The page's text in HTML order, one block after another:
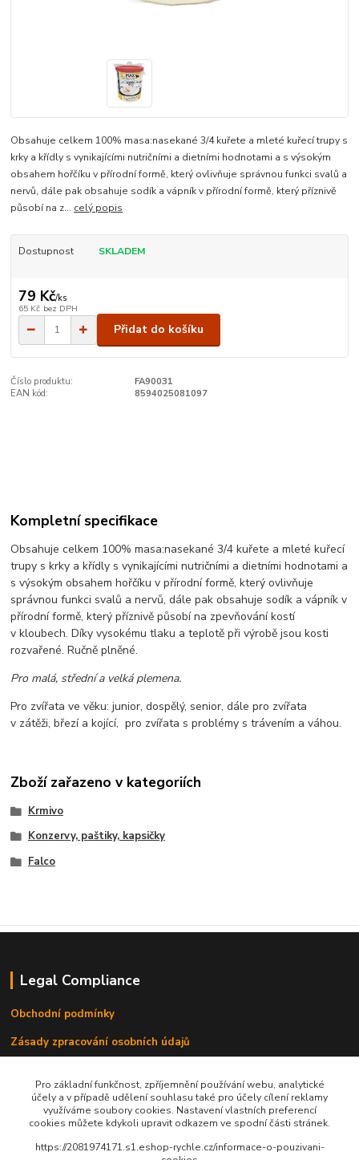
Obsahuje celkem 100% masa:nasekané 3/4 kuřete a mleté kuřecí trupy s
krky a křídly s vynikajícími nutričními a dietními hodnotami a s výsokým
obsahem hořčíku v přírodní formě, který ovlivňuje správnou funkci svalů a
nervů, dále pak obsahuje sodík a vápník v přírodní formě, který příznivě
působí na z... celý popis
Dostupnost SKLADEM
79 Kč/ks
65 Kč bez DPH
Přidat do košíku
Číslo produktu:
FA90031
EAN kód:
8594025081097
Kompletní specifikace
Obsahuje celkem 100% masa:nasekané 3/4 kuřete a mleté kuřecí
trupy s krky a křídly s vynikajícími nutričními a dietními hodnotami a
s výsokým obsahem hořčíku v přírodní formě, který ovlivňuje
správnou funkci svalů a nervů, dále pak obsahuje sodík a vápník v
přírodní formě, který příznivě působí na zpevňování kostí
v kloubech. Díky vysokému tlaku a teplotě při výrobě jsou kosti
rozvařené. Ručně plněné.
Pro malá, střední a velká plemena.
Pro zvířata ve věku: junior, dospělý, senior, dále pro zvířata
v zátěži, březí a kojící, pro zvířata s problémy s trávením a váhou.
Zboží zařazeno v kategoriích
Krmivo
Konzervy, paštiky, kapsičky
Falco
Legal Compliance
Obchodní podmínky
Zásady zpracování osobních údajů
Reklamační řad
Doprava a platba
Kontakty
Pro základní funkčnost, zpříjemnění používání webu, analytické
účely a v případě udělení souhlasu také pro účely cílení reklamy
využíváme soubory cookies. Nastavení vlastních preferencí
cookies můžete kdykoli upravit odkazem ve spodní části stránek.
https://2081974171.s1.eshop-rychle.cz/informace-o-pouzivani-